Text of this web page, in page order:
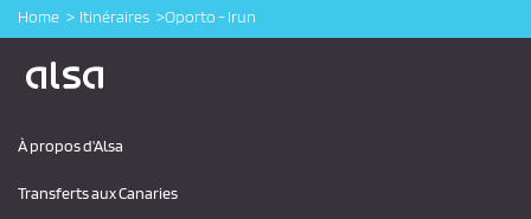
Home Itinéraires Oporto - Irun
À propos d'Alsa
Transferts aux Canaries
Logo Alsa